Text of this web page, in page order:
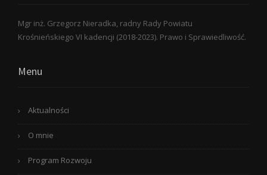
Mgr inż. Grzegorz Nieradka, radny Rady Powiatu
Krośnieńskiego VI kadencji (2018-2023). Prawo i Sprawiedliwość.
Menu
Aktualności
O mnie
Program Rozwoju